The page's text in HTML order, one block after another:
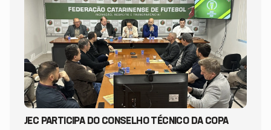
JEC PARTICIPA DO CONSELHO TÉCNICO DA COPA